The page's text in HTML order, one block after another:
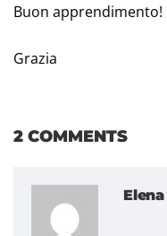
Buon apprendimento!
Grazia
2 COMMENTS